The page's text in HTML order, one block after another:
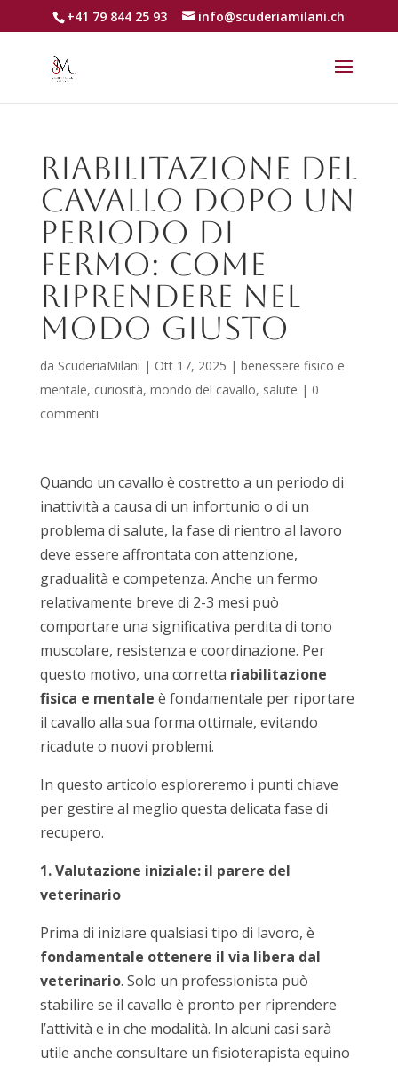
+41 79 844 25 93 info@scuderiamilani.ch
Riabilitazione del
cavallo dopo un
periodo di
fermo: come
riprendere nel
modo giusto
da ScuderiaMilani | Ott 17, 2025 | benessere fisico e
mentale, curiosità, mondo del cavallo, salute | 0
commenti
Quando un cavallo è costretto a un periodo di
inattività a causa di un infortunio o di un
problema di salute, la fase di rientro al lavoro
deve essere affrontata con attenzione,
gradualità e competenza. Anche un fermo
relativamente breve di 2-3 mesi può
comportare una significativa perdita di tono
muscolare, resistenza e coordinazione. Per
questo motivo, una corretta riabilitazione
fisica e mentale è fondamentale per riportare
il cavallo alla sua forma ottimale, evitando
ricadute o nuovi problemi.
In questo articolo esploreremo i punti chiave
per gestire al meglio questa delicata fase di
recupero.
1. Valutazione iniziale: il parere del
veterinario
Prima di iniziare qualsiasi tipo di lavoro, è
fondamentale ottenere il via libera dal
veterinario. Solo un professionista può
stabilire se il cavallo è pronto per riprendere
l’attività e in che modalità. In alcuni casi sarà
utile anche consultare un fisioterapista equino